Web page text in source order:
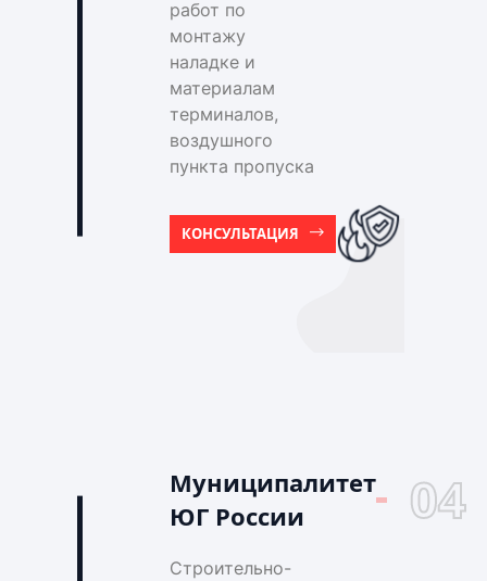
работ по
монтажу
наладке и
материалам
терминалов,
воздушного
пункта пропуска
КОНСУЛЬТАЦИЯ
Муниципалитет
ЮГ России
04
Строительно-